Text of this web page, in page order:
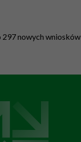
nowych wniosków